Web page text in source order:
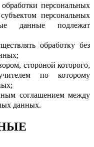
персональных
персональных
данные подлежат
обработку без
стороной которого,
по которому
соглашением между
данных.